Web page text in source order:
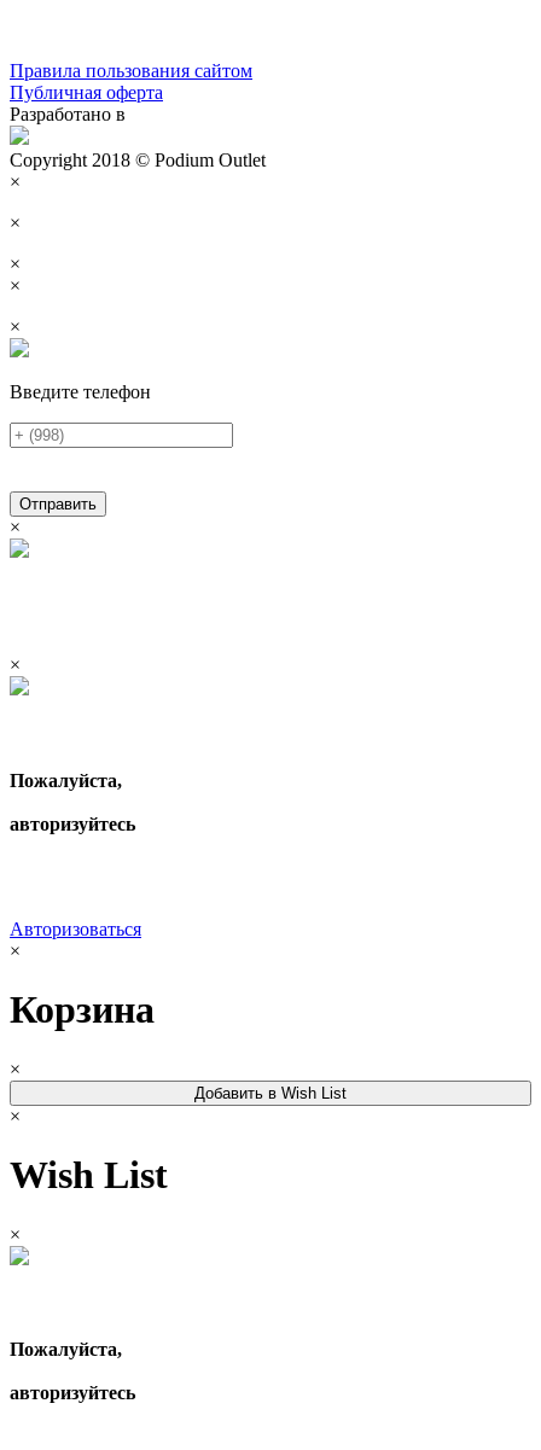
Правила пользования сайтом
Публичная оферта
Разработано в
Copyright 2018 © Podium Outlet
×
×
×
×
×
Введите телефон
Отправить
×
×
Пожалуйста,
авторизуйтесь
Авторизоваться
×
Корзина
×
Добавить в Wish List
×
Wish List
×
Пожалуйста,
авторизуйтесь